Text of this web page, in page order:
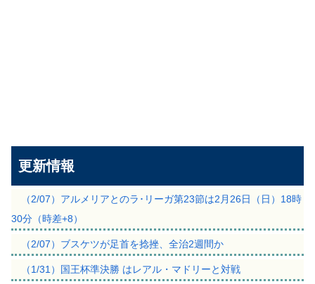
更新情報
（2/07）アルメリアとのラ･リーガ第23節は2月26日（日）18時
30分（時差+8）
（2/07）ブスケツが足首を捻挫、全治2週間か
（1/31）国王杯準決勝 はレアル・マドリーと対戦